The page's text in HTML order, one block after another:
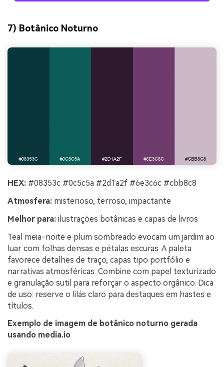
7) Botânico Noturno
HEX: #08353c #0c5c5a #2d1a2f #6e3c6c #cbb8c8
Atmosfera: misterioso, terroso, impactante
Melhor para: ilustrações botânicas e capas de livros
Teal meia-noite e plum sombreado evocam um jardim ao
luar com folhas densas e pétalas escuras. A paleta
favorece detalhes de traço, capas tipo portfólio e
narrativas atmosféricas. Combine com papel texturizado
e granulação sutil para reforçar o aspecto orgânico. Dica
de uso: reserve o lilás claro para destaques em hastes e
títulos.
Exemplo de imagem de botânico noturno gerada
usando media.io